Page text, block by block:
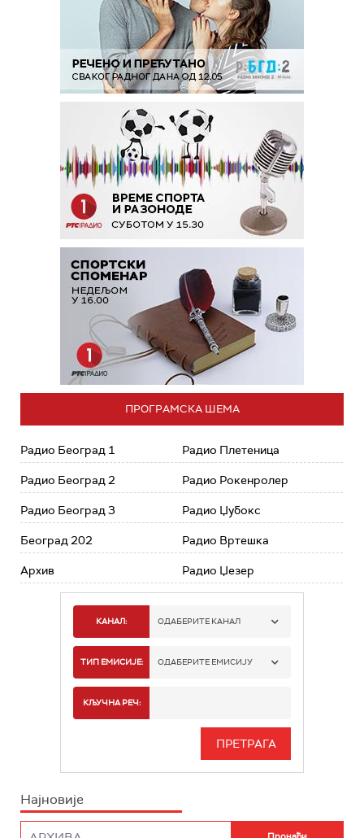
ПРОГРАМСКА ШЕМА
Радио Београд 1
Радио Београд 2
Радио Београд 3
Београд 202
Архив
Радио Плетеница
Радио Рокенролер
Радио Џубокс
Радио Вртешка
Радио Џезер
КАНАЛ: ОДАБЕРИТЕ КАНАЛ
РАДИО БЕОГРАД 1
РАДИО БЕОГРАД 3
РАДИО РОКЕНРОЛЕР
ТИП ЕМИСИЈЕ: ОДАБЕРИТЕ ЕМИСИЈУ
ИНФО
КЉУЧНА РЕЧ:
Најновије